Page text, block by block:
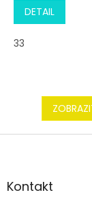
DETAIL
33
Z
aKontakt